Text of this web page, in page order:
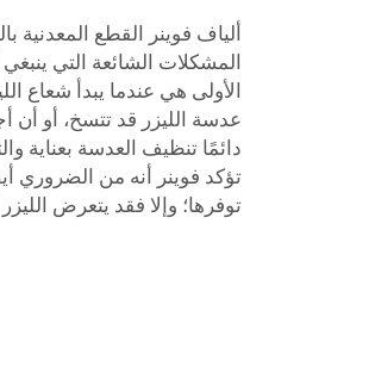
ألياف فوينر القطع المعدنية
المشكلات الشائعة التي
الأولى هي عندما يبدأ شعاع
عدسة الليزر قد تتسخ، أو
دائمًا تنظيف العدسة بعناية
تؤكد فوينر أنه من الضروري
توفرها؛ وإلا فقد يتعرض